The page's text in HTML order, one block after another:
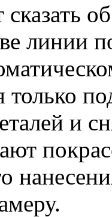
линии
только
и